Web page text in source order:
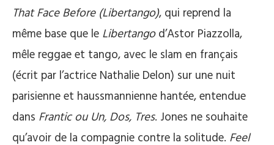
That Face Before (Libertango), qui reprend la
même base que le Libertangod’Astor Piazzolla,
mêle reggae et tango, avec le slam en français
(écrit par l’actrice Nathalie Delon) sur une nuit
parisienne et haussmannienne hantée, entendue
dans Frantic ou Un, Dos, Tres. Jones ne souhaite
qu’avoir de la compagnie contre la solitude. Feel